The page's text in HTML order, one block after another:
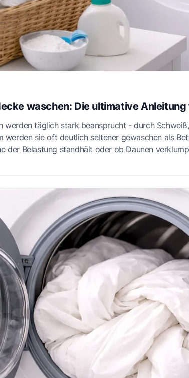
waschen: Die ultimative Anleitung
werden täglich stark beansprucht - durch
werden sie oft deutlich seltener gewaschen als
der Belastung standhält oder ob Daunen
- und bleiben hygienisch, flauschig und